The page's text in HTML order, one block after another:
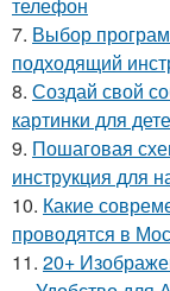
7. Выбор
подходящий
8. Создай свой
картинки для
9. Пошаговая
инструкция для
10. Какие
проводятся в
11. 20+